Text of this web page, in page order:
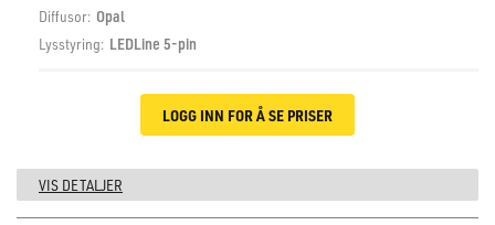
Diffusor: Opal
Lysstyring: LEDLine 5-pin
LOGG INN FOR Å SE PRISER
VIS DETALJER